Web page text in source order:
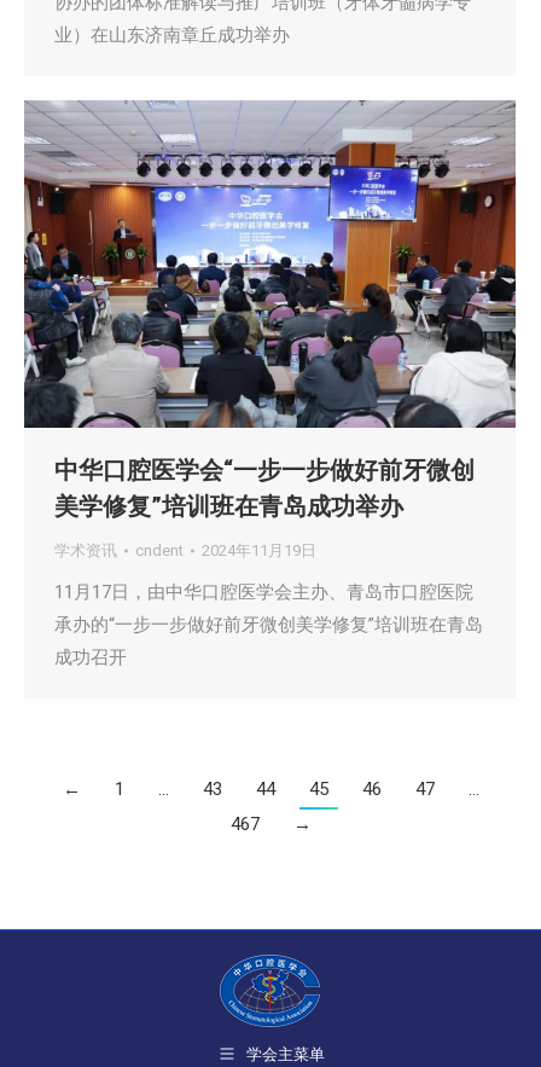
业）在山东济南章丘成功举办
中华口腔医学会“一步一步做好前牙微创
美学修复”培训班在青岛成功举办
学术资讯 cndent 2024年11月19日
11月17日，由中华口腔医学会主办、青岛市口腔医院
承办的“一步一步做好前牙微创美学修复”培训班在青岛
成功召开
← 1 43 44 45 46 47
467
→
学会主菜单